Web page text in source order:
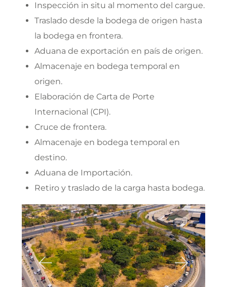
Inspección in situ al momento del cargue.
Traslado desde la bodega de origen hasta
la bodega en frontera.
Aduana de exportación en país de origen.
Almacenaje en bodega temporal en
origen.
Elaboración de Carta de Porte
Internacional (CPI).
Cruce de frontera.
Almacenaje en bodega temporal en
destino.
Aduana de Importación.
Retiro y traslado de la carga hasta bodega.